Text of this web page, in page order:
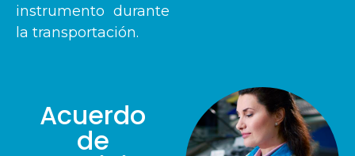
instrumento durante
la transportación.
Acuerdo
de